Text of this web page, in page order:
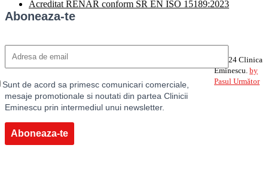
Acreditat RENAR conform SR EN ISO 15189:2023
Aboneaza-te
Sunt de acord sa primesc comunicari comerciale,
mesaje promotionale si noutati din partea Clinicii
Eminescu prin intermediul unui newsletter.
Aboneaza-te
©2024 Clinica
Eminescu. by
Pasul Următor